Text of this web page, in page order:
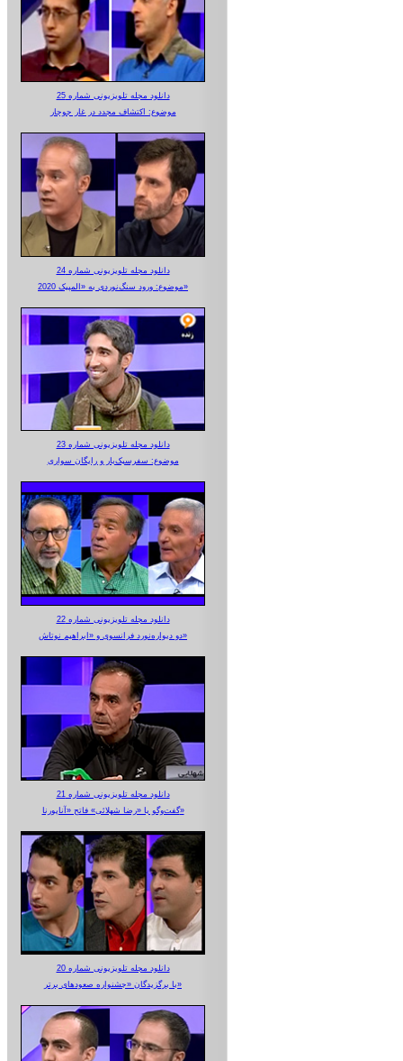
دانلود مجله تلویزیونی شماره 25
موضوع: اکتشاف مجدد در غار جوجار
دانلود مجله تلویزیونی شماره 24
موضوع: ورود سنگ‌نوردی به «المپیک 2020»
دانلود مجله تلویزیونی شماره 23
موضوع: سفرسبک‌بار و رایگان سواری
دانلود مجله تلویزیونی شماره 22
دو دیواره‌نورد فرانسوی و «ابراهیم نوتاش»
دانلود مجله تلویزیونی شماره 21
گفت‌وگو با «رضا شهلائی» فاتح «آناپورنا»
دانلود مجله تلویزیونی شماره 20
با برگزیدگان «جشنواره صعودهای برتر»